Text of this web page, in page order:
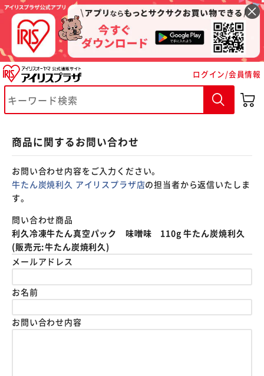
ログイン/会員情報
商品に関するお問い合わせ
お問い合わせ内容をご入力ください。
牛たん炭焼利久 アイリスプラザ店の担当者から返信いたしま
す。
問い合わせ商品
利久冷凍牛たん真空パック 味噌味 110g 牛たん炭焼利久
(販売元:牛たん炭焼利久)
メールアドレス
お名前
お問い合わせ内容
※ご確認ください